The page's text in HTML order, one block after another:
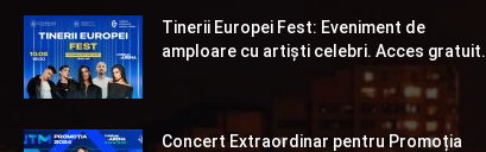
Tinerii Europei Fest: Eveniment de
amploare cu artiști celebri. Acces gratuit.
Concert Extraordinar pentru Promoția